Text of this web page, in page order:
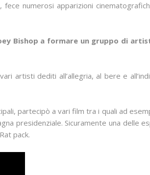
numerosi apparizioni
Bishop a formare un gruppo di
artisti dediti all’allegria, al bere e
partecipò a vari film tra i quali ad
presidenziale. Sicuramente una delle
pack.